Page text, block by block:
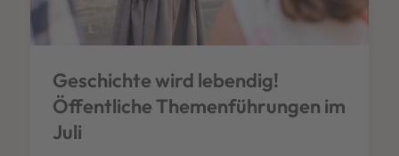
Geschichte wird lebendig!
Öffentliche Themenführungen im
Juli